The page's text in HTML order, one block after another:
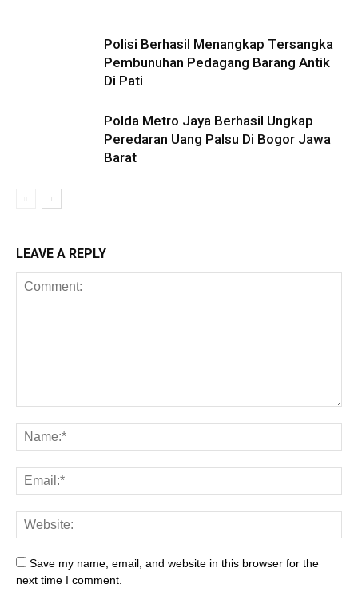
Polisi Berhasil Menangkap Tersangka
Pembunuhan Pedagang Barang Antik
Di Pati
Polda Metro Jaya Berhasil Ungkap
Peredaran Uang Palsu Di Bogor Jawa
Barat
LEAVE A REPLY
Save my name, email, and website in this browser for the
next time I comment.